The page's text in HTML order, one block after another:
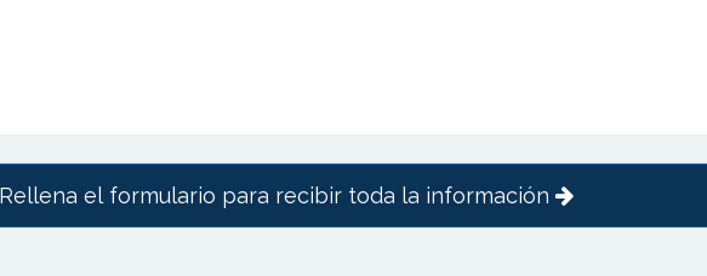
Rellena el formulario para recibir toda la información